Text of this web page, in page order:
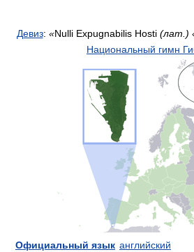
Девиз: «Nulli Expugnabilis Hosti (лат.)
Национальный гимн
Официальный язык английский